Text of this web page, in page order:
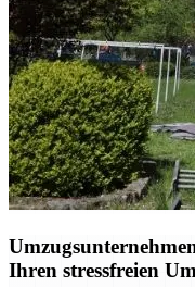
Ihren stressfreien